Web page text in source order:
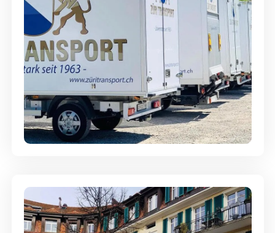
Möbellagerung - Alles sicher
aufbewahrt